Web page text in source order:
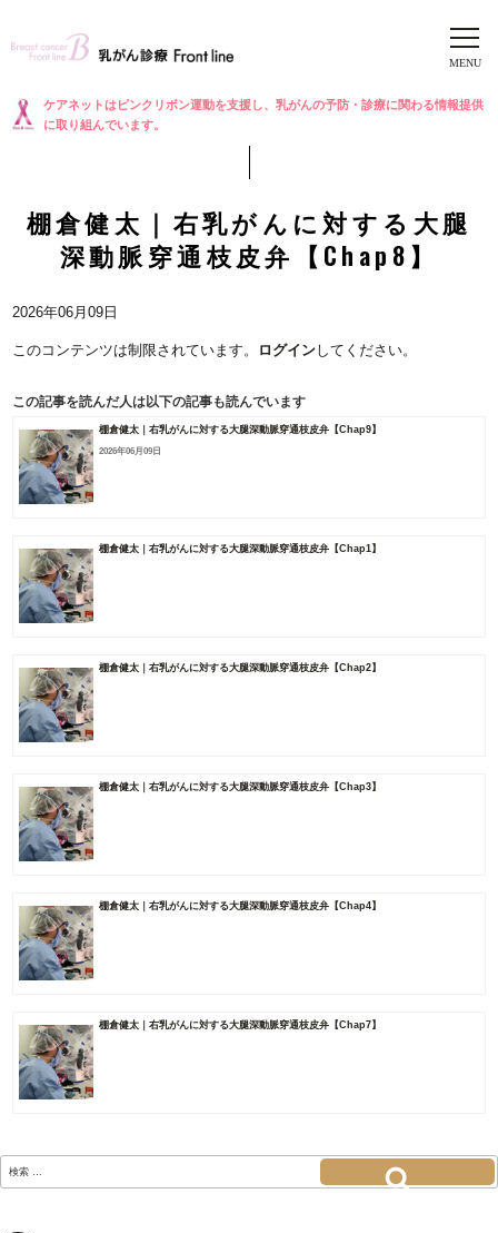
ケアネットはピンクリボン運動を支援し、乳がんの予防・診療に関わる情報提供
に取り組んでいます。
棚倉健太｜右乳がんに対する大腿
深動脈穿通枝皮弁【Chap8】
2026年06月09日
このコンテンツは制限されています。 ログインしてください。
この記事を読んだ人は以下の記事も読んでいます
棚倉健太｜右乳がんに対する大腿深動脈穿通枝皮弁【Chap9】
2026年06月09日
棚倉健太｜右乳がんに対する大腿深動脈穿通枝皮弁【Chap1】
棚倉健太｜右乳がんに対する大腿深動脈穿通枝皮弁【Chap2】
棚倉健太｜右乳がんに対する大腿深動脈穿通枝皮弁【Chap3】
棚倉健太｜右乳がんに対する大腿深動脈穿通枝皮弁【Chap4】
棚倉健太｜右乳がんに対する大腿深動脈穿通枝皮弁【Chap7】
索: